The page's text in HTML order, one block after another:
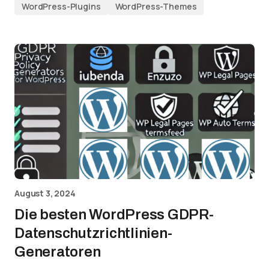
WordPress-Plugins
WordPress-Themes
August 3, 2024
Die besten WordPress GDPR-
Datenschutzrichtlinien-
Generatoren